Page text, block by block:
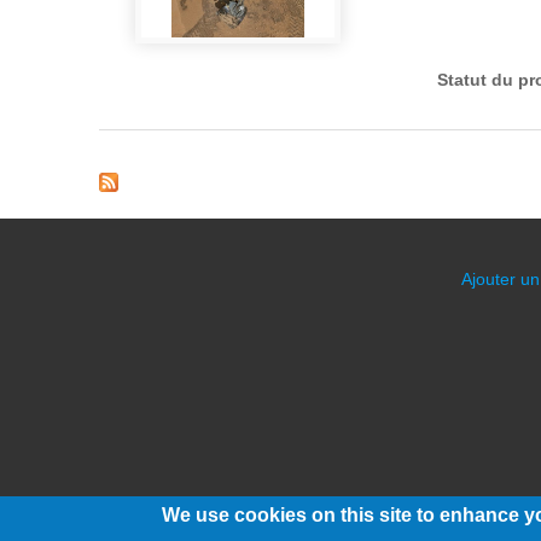
Statut du
Ajouter
We use cookies on this site to enhance